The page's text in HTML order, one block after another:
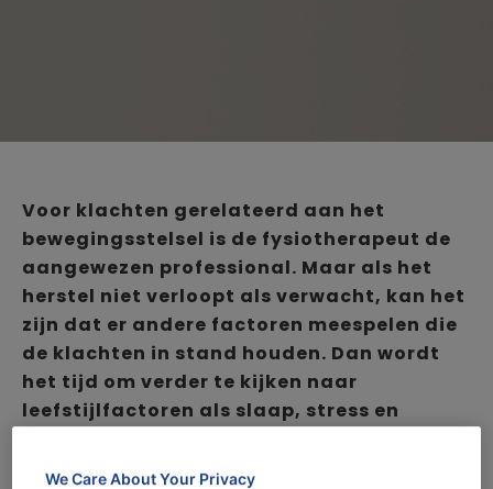
Voor klachten gerelateerd aan het
bewegingsstelsel is de fysiotherapeut de
aangewezen professional. Maar als het
herstel niet verloopt als verwacht, kan het
zijn dat er andere factoren meespelen die
de klachten in stand houden. Dan wordt
het tijd om verder te kijken naar
leefstijlfactoren als slaap, stress en
fysiotherapeuten om hun patiënten de
We Care About Your Privacy